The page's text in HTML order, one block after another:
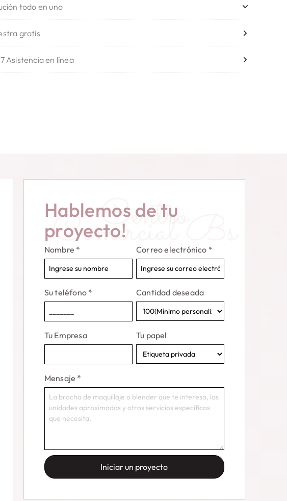
todo en uno
gratis
Asistencia en línea
Hablemos de tu
proyecto!Centro
Comercial Bs
Nombre * Correo electrónico *
Su teléfono * Cantidad deseada
Tu Empresa Tu papel
Mensaje *
Iniciar un proyecto